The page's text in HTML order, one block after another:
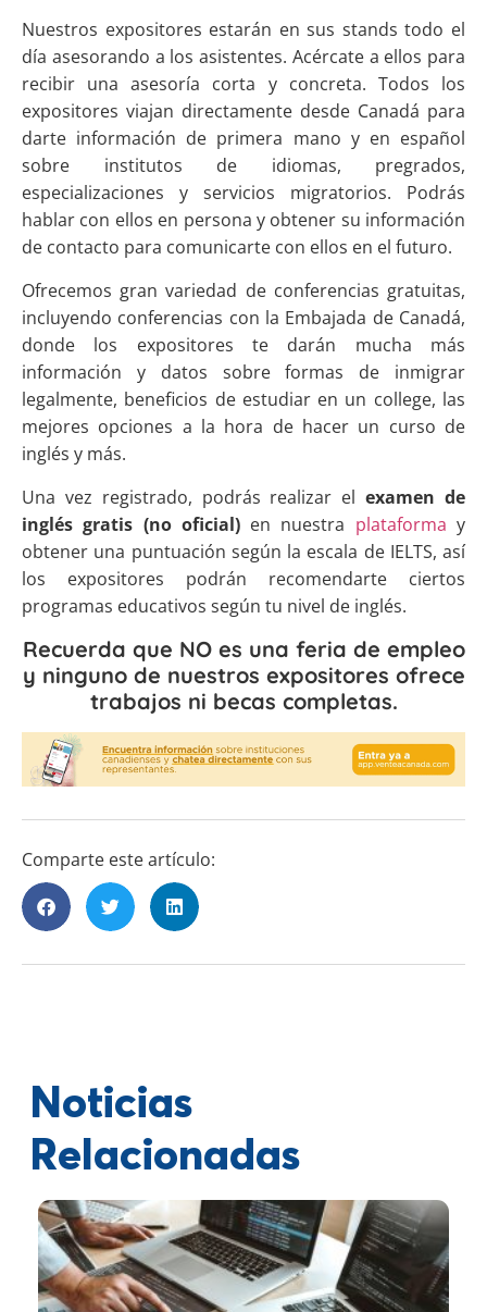
Nuestros expositores estarán en sus stands todo el
día asesorando a los asistentes. Acércate a ellos para
recibir una asesoría corta y concreta. Todos los
expositores viajan directamente desde Canadá para
darte información de primera mano y en español
sobre institutos de idiomas, pregrados,
especializaciones y servicios migratorios. Podrás
hablar con ellos en persona y obtener su información
de contacto para comunicarte con ellos en el futuro.
Ofrecemos gran variedad de conferencias gratuitas,
incluyendo conferencias con la Embajada de Canadá,
donde los expositores te darán mucha más
información y datos sobre formas de inmigrar
legalmente, beneficios de estudiar en un college, las
mejores opciones a la hora de hacer un curso de
inglés y más.
Una vez registrado, podrás realizar elexamen de
inglés gratis (no oficial) en nuestra plataforma y
obtener una puntuación según la escala de IELTS, así
los expositores podrán recomendarte ciertos
programas educativos según tu nivel de inglés.
Recuerda que NO es una feria de empleo
y ninguno de nuestros expositores ofrece
trabajos ni becas completas.
Comparte este artículo:
Noticias
Relacionadas